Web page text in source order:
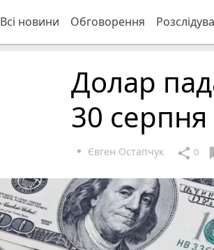
Всі новини Обговорення
Долар
30 серпня
Євген Остапчук share 0